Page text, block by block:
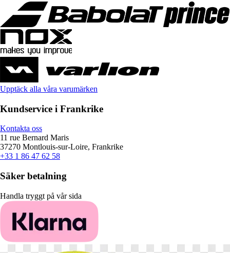
Upptäck alla våra varumärken
Kundservice i Frankrike
Kontakta oss
11 rue Bernard Maris
37270 Montlouis-sur-Loire, Frankrike
+33 1 86 47 62 58
Säker betalning
Handla tryggt på vår sida